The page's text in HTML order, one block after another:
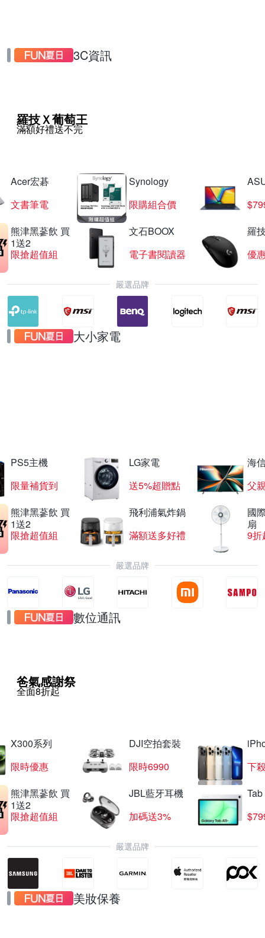
3C資訊
羅技Ｘ葡萄王
滿額好禮送不完
Acer宏碁
文書筆電
Synology
限購組合價
熊津黑蔘飲 買
1送2
限搶超值組
文石BOOX
電子書閱讀器
羅
優
嚴選品牌
大小家電
PS5主機
限量補貨到
LG家電
送5%超贈點
海
父
熊津黑蔘飲 買
1送2
限搶超值組
飛利浦氣炸鍋
滿額送多好禮
國
扇
9折
嚴選品牌
數位通訊
爸氣感謝祭
全面8折起
X300系列
限時優惠
DJI空拍套裝
限時6990
下
熊津黑蔘飲 買
1送2
限搶超值組
JBL藍牙耳機
加碼送3%
嚴選品牌
美妝保養